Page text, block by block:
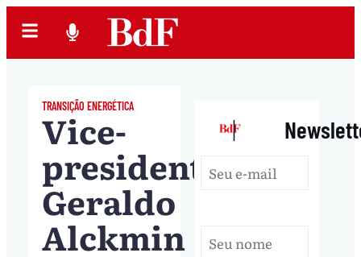
TRANSIÇÃO ENERGÉTICA
Vice-
presidente
Geraldo
Alckmin
|